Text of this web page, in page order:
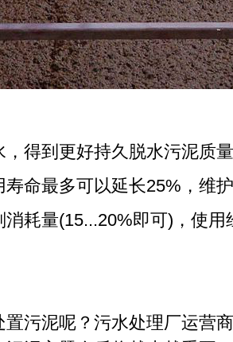
，得到更好持久脱水污泥质量
命最多可以延长25% ，维
消耗量(15...20%即可) ，使用
置污泥呢？污水处理厂运营